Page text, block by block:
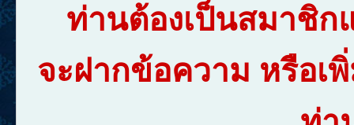
ท่านต้องเป็นสมาชิก
จะฝากข้อความ หรือเ